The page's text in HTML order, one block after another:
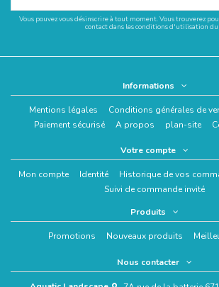
Vous pouvez vous désinscrire à tout moment. Vous trouverez
contact dans les conditions d'utilisation du
Informations
Mentions légales Conditions générales de
Paiement sécurisé
A propos plan-site
Votre compte
Mon compte Identité Historique de vos
Suivi de commande invité
Produits
Promotions Nouveaux produits
Nous contacter